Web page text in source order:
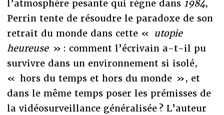
l’atmosphère pesante qui règne dans 1984,
Perrin tente de résoudre le paradoxe de son
retrait du monde dans cette « utopie
heureuse» : comment l’écrivain a-t-il pu
survivre dans un environnement si isolé,
« hors du temps et hors du monde », et
dans le même temps poser les prémisses de
la vidéosurveillance généralisée ? L’auteur